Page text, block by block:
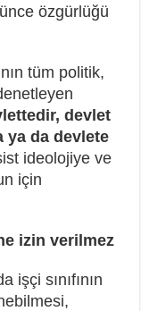
özgürlüğü
tüm politik,
devlet
ya da devlete
ideolojiye ve
için
izin verilmez
işçi sınıfının